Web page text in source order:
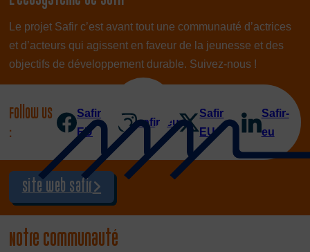
Le projet Safir c’est avant tout une communauté d’actrices
et d’acteurs qui agissent en faveur de la jeunesse et des
objectifs de développement durable. Suivez-nous !
Follow us
:
Safir
EU
safir_eu
Safir
EU
Safir-
eu
Site web Safir
Notre communauté